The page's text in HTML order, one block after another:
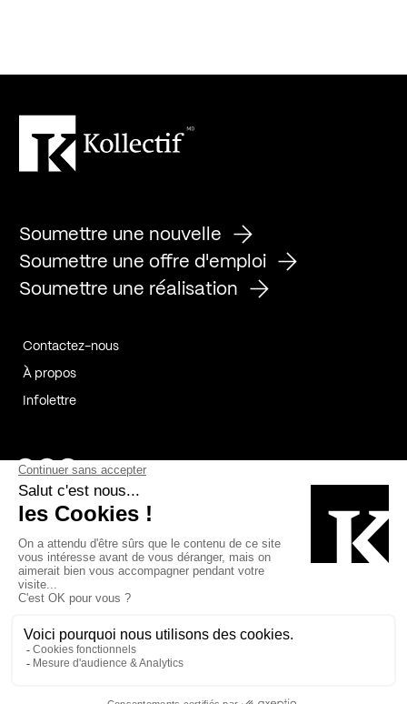
Soumettre une nouvelle
Soumettre une offre d'emploi
Soumettre une réalisation
Contactez-nous
À propos
Infolettre
Page Facebook de Kollectif
Page Instagram de Kollectif
Page Linkedin de Kollectif
Bâtiment-Durable-Québec-1
Esquisses-1
MP-1 v2com-1